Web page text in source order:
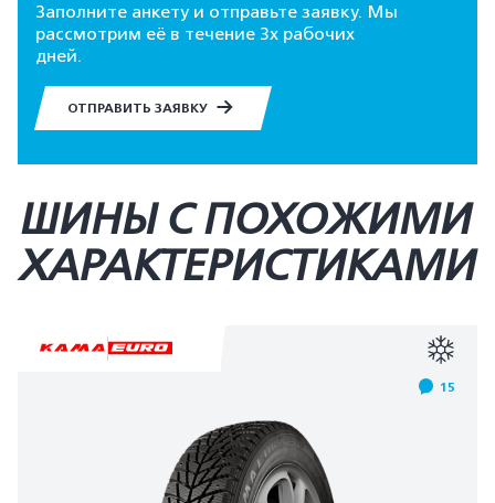
Заполните анкету и отправьте заявку. Мы
рассмотрим её в течение 3х рабочих
дней.
ОТПРАВИТЬ ЗАЯВКУ
ШИНЫ С ПОХОЖИМИ
ХАРАКТЕРИСТИКАМИ
15